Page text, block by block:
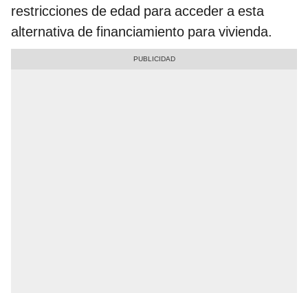
restricciones de edad para acceder a esta
alternativa de financiamiento para vivienda.